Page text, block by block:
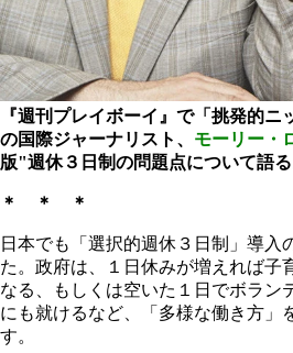
『週刊プレイボーイ』で「挑発的
の国際ジャーナリスト、 モーリー・
版"週休３日制の問題点について語る
＊ ＊ ＊
日本でも「選択的週休３日制」導入
た。政府は、１日休みが増えれば子
なる、もしくは空いた１日でボラン
にも就けるなど、「多様な働き方」
す。